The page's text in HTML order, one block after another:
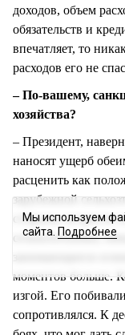
доходов, объем
обязательств и
впечатляет, то
расходов его не
– По-вашему,
хозяйства?
– Президент,
наносят ущерб
расценить как
зарубежной
стороны, возросло
сельхозтехники,
занимающиеся
моментов больше.
изгой. Его
сопротивлялся. К
Мы используем
сайта. Подробнее